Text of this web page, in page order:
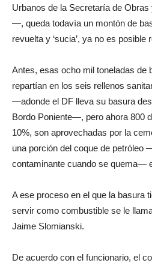
Urbanos de la Secretaría de
—, queda todavía un montón de
revuelta y ‘sucia’, ya no es posible
Antes, esas ocho mil toneladas de
repartían en los seis rellenos
—adonde el DF lleva su basura
Bordo Poniente—, pero ahora 800
10%, son aprovechadas por la
una porción del coque de petróleo
contaminante cuando se quema—
A ese proceso en el que la basura
servir como combustible se le
Jaime Slomianski.
De acuerdo con el funcionario, el